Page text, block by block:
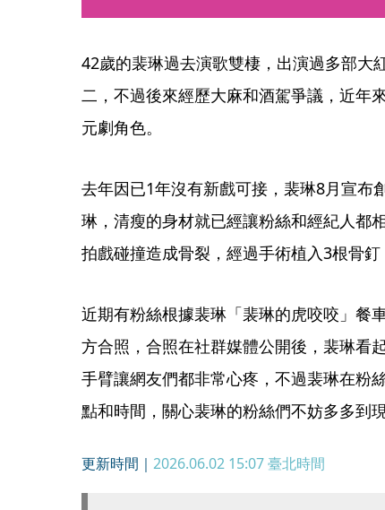
42歲的裴琳過去演歌雙棲，出演過多部大
二，不過後來經歷大麻和酒駕爭議，近年
元劇角色。
去年因已1年沒有新戲可接，裴琳8月宣布
琳，清瘦的身材就已經讓粉絲和經紀人都
拍戲碰撞造成骨裂，經過手術植入3根骨釘
近期有粉絲根據裴琳「裴琳的虎咬咬」餐
方合照，合照在社群媒體公開後，裴琳看
手臂讓網友們都非常心疼，不過裴琳在粉
點和時間，關心裴琳的粉絲們不妨多多到
更新時間｜ 2026.06.02 15:07臺北時間